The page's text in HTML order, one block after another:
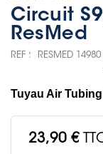
Circuit
ResMed
REF : RESMED 14980
Tuyau Air Tubing
23,90 €